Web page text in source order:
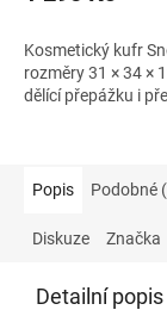
Kosmetický kufr
rozměry 31 × 34 ×
dělící přepážku i
Popis Podobné
Diskuze Značka
Detailní